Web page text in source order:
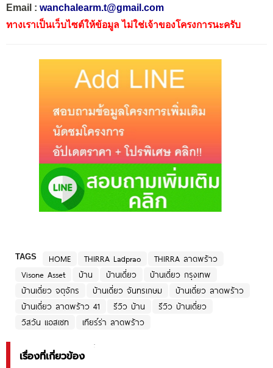
Email : wanchalearm.t@gmail.com
ทางเราเป็นเว็บไซต์ให้ข้อมูล ไม่ใช่เจ้าของโครงการนะครับ
TAGS HOME THIRRA Ladprao
THIRRA ลาดพร้าว
Visone Asset
บ้าน บ้านเดี่ยว
บ้านเดี่ยว กรุงเทพ
บ้านเดี่ยว จตุจักร
บ้านเดี่ยว จันทรเกษม
บ้านเดี่ยว ลาดพร้าว
บ้านเดี่ยว ลาดพร้าว 41
รีวิว บ้าน
รีวิว บ้านเดี่ยว
วิสวัน แอสเซท
เทียร์ร่า ลาดพร้าว
เรื่องที่เกี่ยวข้อง